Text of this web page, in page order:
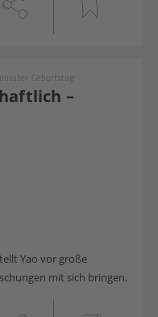
–
Geburtstag
Yao vor große
mit sich bringen.